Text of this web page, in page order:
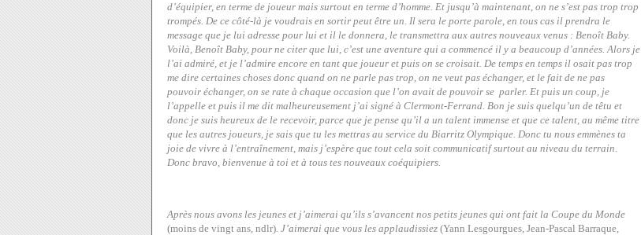
d’équipier, en terme de joueur mais surtout en terme d’homme. Et jusqu’à maintenant, on ne s’est pas trop trop
trompés. De ce côté-là je voudrais en sortir peut être un. Il sera le porte parole, en tous cas il prendra le
message que je lui adresse pour lui et il le donnera, le transmettra aux autres nouveaux venus : Benoît Baby.
Voilà, Benoît Baby, pour ne citer que lui, c’est une aventure qui a commencé il y a beaucoup d’années. Alors je
l’ai admiré, et je l’admire encore en tant que joueur et puis on se croisait. De temps en temps il osait pas trop
me dire certaines choses donc quand on ne parle pas trop, on ne veut pas échanger, et le fait de ne pas
pouvoir échanger, on se rate à chaque occasion que l’on avait de pouvoir se parler. Et puis un coup, je
l’appelle et puis il me dit malheureusement j’ai signé à Clermont-Ferrand. Bon je suis quelqu’un de têtu et
donc je suis heureux de le recevoir, parce que je pense qu’il a un talent immense et que ce talent, au même titre
que les autres joueurs, je sais que tu les mettras au service du Biarritz Olympique. Donc tu nous emmènes ta
joie de vivre à l’entraînement, mais j’espère que tout cela soit communicatif surtout au niveau du terrain.
Donc bravo, bienvenue à toi et à tous tes nouveaux coéquipiers.
Après nous avons les jeunes et j’aimerai qu’ils s’avancent nos petits jeunes qui ont fait la Coupe du Monde
(moins de vingt ans, ndlr). J’aimerai que vous les applaudissiez (Yann Lesgourgues, Jean-Pascal Barraque,